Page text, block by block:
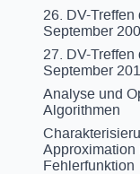
26. DV-Treffen
September
27. DV-Treffen
September
Analyse und
Algorithmen
Approximation
Fehlerfunktion